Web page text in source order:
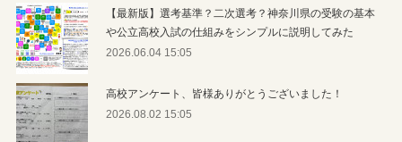
【最新版】選考基準？二次選考？神奈川県の受験の基本
や公立高校入試の仕組みをシンプルに説明してみた
2026.06.04 15:05
高校アンケート、皆様ありがとうございました！
2026.08.02 15:05